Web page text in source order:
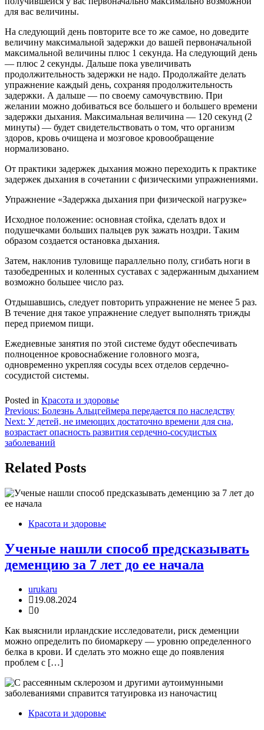
для вас величины.
На следующий день повторите все то же самое, но доведите
величину максимальной задержки до вашей первоначальной
максимальной величины плюс 1 секунда. На следующий день
— плюс 2 секунды. Дальше пока увеличивать
продолжительность задержки не надо. Продолжайте делать
упражнение каждый день, сохраняя продолжительность
задержки. А дальше — по своему самочувствию. При
желании можно добиваться все большего и большего времени
задержки дыхания. Максимальная величина — 120 секунд (2
минуты) — будет свидетельствовать о том, что организм
здоров, кровь очищена и мозговое кровообращение
нормализовано.
От практики задержек дыхания можно переходить к практике
задержек дыхания в сочетании с физическими упражнениями.
Упражнение «Задержка дыхания при физической нагрузке»
Исходное положение: основная стойка, сделать вдох и
подушечками больших пальцев рук зажать ноздри. Таким
образом создается остановка дыхания.
Затем, наклонив туловище параллельно полу, сгибать ноги в
тазобедренных и коленных суставах с задержанным дыханием
возможно большее число раз.
Отдышавшись, следует повторить упражнение не менее 5 раз.
В течение дня такое упражнение следует выполнять трижды
перед приемом пищи.
Ежедневные занятия по этой системе будут обеспечивать
полноценное кровоснабжение головного мозга,
одновременно укрепляя сосуды всех отделов сердечно-
сосудистой системы.
Posted in Красота и здоровье
Навигация
по
записям
Previous: Болезнь Альцгеймера передается по наследству
Next: У детей, не имеющих достаточно времени для сна,
возрастает опасность развития сердечно-сосудистых
заболеваний
Related Posts
Красота и здоровье
Ученые нашли способ предсказывать
деменцию за 7 лет до ее начала
urukaru
19.08.2024
0
Как выяснили ирландские исследователи, риск деменции
можно определить по биомаркеру — уровню определенного
белка в крови. И сделать это можно еще до появления
проблем с […]
Красота и здоровье